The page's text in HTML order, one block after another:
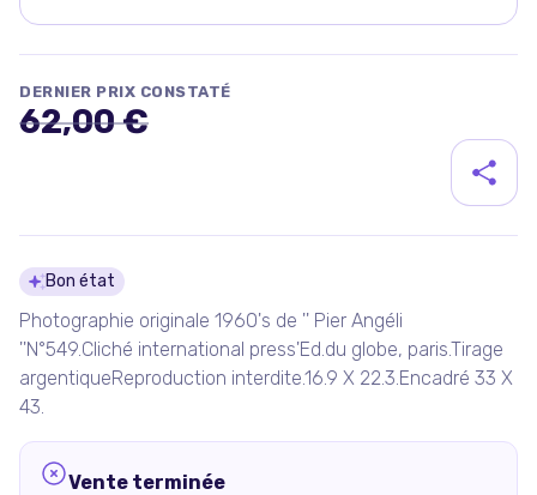
DERNIER PRIX CONSTATÉ
62,00 €
Détails du produit
Bon état
Photographie originale 1960's de '' Pier Angéli
''N°549.Cliché international press'Ed.du globe, paris.Tirage
argentiqueReproduction interdite.16.9 X 22.3.Encadré 33 X
43.
Vente terminée